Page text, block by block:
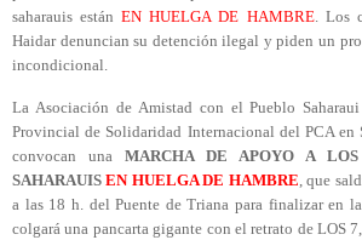
saharauis estánEN HUELGA DE HAMBRE. Los
Haidar denuncian su detención ilegal y piden un
incondicional.
La Asociación de Amistad con el Pueblo
Provincial de Solidaridad Internacional del PCA
convocan una MARCHA DE APOYO A LOS
SAHARAUISEN HUELGA DE HAMBRE, que
a las 18 h. del Puente de Triana para finalizar en
colgará una pancarta gigante con el retrato de LOS